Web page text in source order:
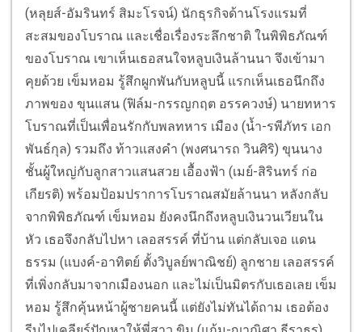
(หลุยส์-อัมรินทร์ สิมะโรจน์) นักธุรกิจด้านโรงแรมที่
สะสมของโบราณ และเชื่อเรื่องระลึกชาติ ในพิพิธภัณฑ์
ของโบราณ เขาเห็นเธอสนใจหลูบเงินล้านนา จึงเข้ามา
คุยด้วย เข็มหอม รู้สึกผูกพันกับหลูบนี้ แรกเห็นเธอนึกถึง
ภาพของ ขุนแสน (ฟิล์ม-กรรญกฤต อรรควงษ์) นายทหาร
โบราณที่เป็นเพื่อนรักกับพลทหาร เมือง (น้ำ-รพีภัทร เอก
พันธ์กุล) รวมถึง ท้าวแสงคำ (พงศนารถ วินศิริ) ขุนนาง
ชั้นผู้ใหญ่กับลูกสาวแสนสวย เอื้องฟ้า (เมย์-สิรินทร์ ก่อ
เกียรติ) พร้อมป้อมปราการโบราณสมัยล้านนา หลังกลับ
จากพิพิธภัณฑ์ เข็มหอม ยังคงนึกถึงหลูบเงินวนเวียนใน
หัว เธอจึงกลับไปหา เลอสรรค์ ที่บ้าน แต่กลับเจอ แดน
ธรรม (แบงค์-อาทิตย์ ตั้งวิบูลย์พาณิชย์) ลูกชาย เลอสรรค์
ที่เพิ่งกลับมาจากเมืองนอก และไม่เป็นมิตรกับเธอเลย เข็ม
หอม รู้สึกคุ้นหน้าผู้ชายคนนี้ แต่ยังไม่ทันได้ถาม เธอต้อง